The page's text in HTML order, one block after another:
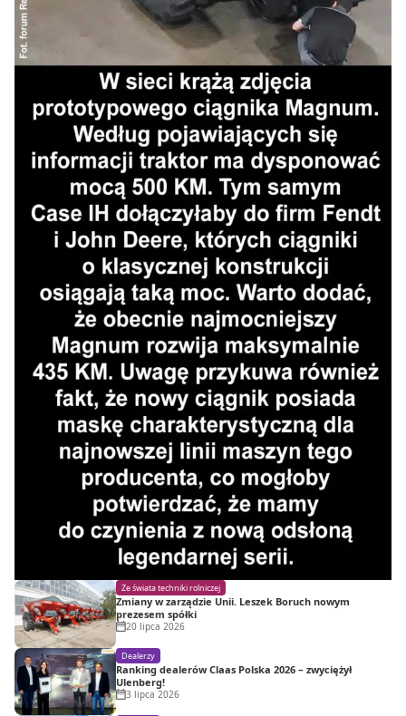
Ze świata techniki rolniczej
Zmiany w zarządzie Unii. Leszek Boruch nowym
prezesem spółki
20 lipca 2026
Dealerzy
Ranking dealerów Claas Polska 2026 – zwyciężył
Ulenberg!
3 lipca 2026